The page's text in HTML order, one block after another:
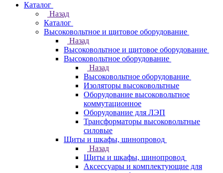
Каталог
Назад
Каталог
Высоковольтное и щитовое оборудование
Назад
Высоковольтное и щитовое оборудование
Высоковольтное оборудование
Назад
Высоковольтное оборудование
Изоляторы высоковольтные
Оборудование высоковольтное
коммутационное
Оборудование для ЛЭП
Трансформаторы высоковольтные
силовые
Щиты и шкафы, шинопровод
Назад
Щиты и шкафы, шинопровод
Аксессуары и комплектующие для